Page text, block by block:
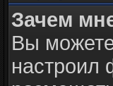
Зачем
Вы можете
настроил